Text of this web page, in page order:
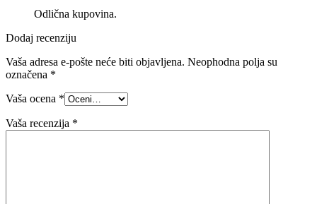
Odlična kupovina.
Dodaj recenziju
Vaša adresa e-pošte neće biti objavljena. Neophodna polja su
označena *
Vaša ocena *
Vaša recenzija *